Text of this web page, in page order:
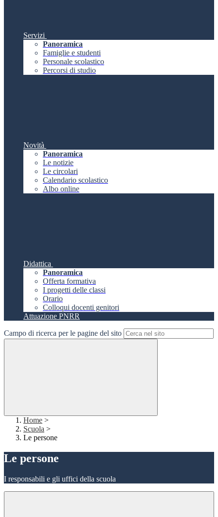
Servizi
Panoramica
Famiglie e studenti
Personale scolastico
Percorsi di studio
Novità
Panoramica
Le notizie
Le circolari
Calendario scolastico
Albo online
Didattica
Panoramica
Offerta formativa
I progetti delle classi
Orario
Colloqui docenti genitori
Attuazione PNRR
Campo di ricerca per le pagine del sito
Home >
Scuola >
Le persone
Le persone
I responsabili e gli uffici della scuola